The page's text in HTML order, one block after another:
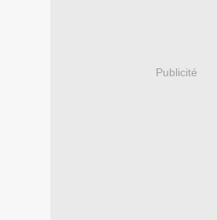
Publicité